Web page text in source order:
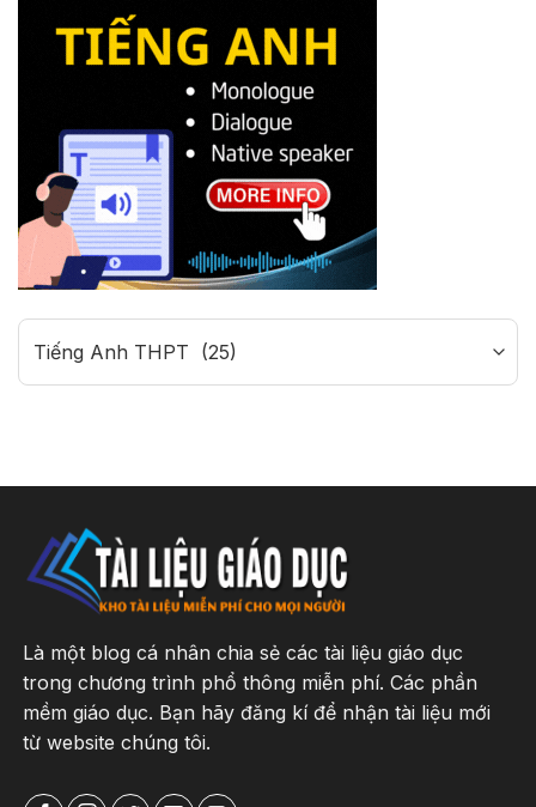
Categories
Là một blog cá nhân chia sẻ các tài liệu giáo dục
trong chương trình phổ thông miễn phí. Các phần
mềm giáo dục. Bạn hãy đăng kí để nhận tài liệu mới
từ website chúng tôi.